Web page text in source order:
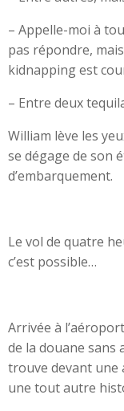
– Appelle-moi à
pas répondre,
kidnapping est
– Entre deux
William lève les
se dégage de son
d’embarquement.
Le vol de quatre
c’est possible…
Arrivée à
de la douane sans
trouve devant une
une tout autre